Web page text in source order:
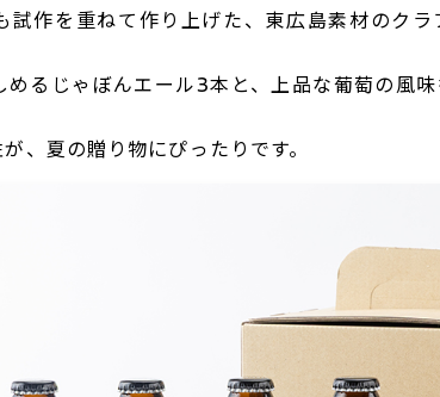
試作を重ねて作り上げた、東広島素材のク
るじゃぼんエール3本と、上品な葡萄の風
、夏の贈り物にぴったりです。